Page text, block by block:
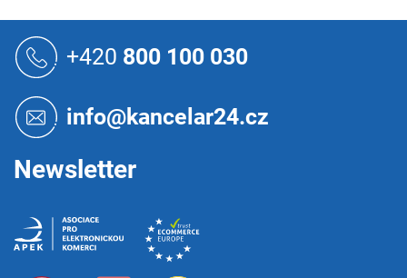
+420 800 100 030
info@kancelar24.cz
Newsletter